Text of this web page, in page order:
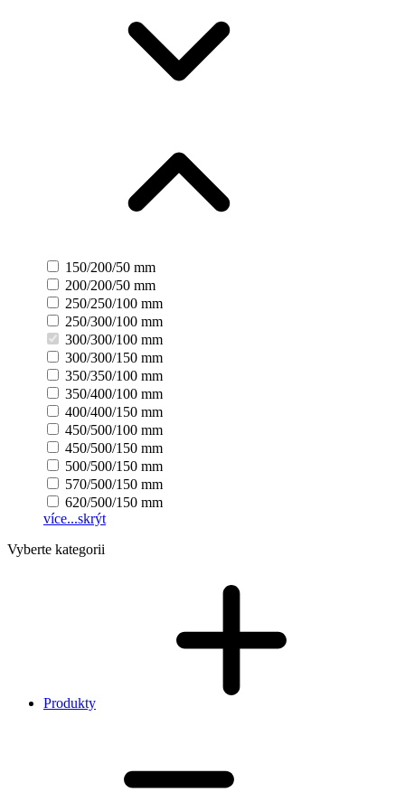
150/200/50 mm
200/200/50 mm
250/250/100 mm
250/300/100 mm
300/300/100 mm
300/300/150 mm
350/350/100 mm
350/400/100 mm
400/400/150 mm
450/500/100 mm
450/500/150 mm
500/500/150 mm
570/500/150 mm
620/500/150 mm
více...skrýt
Vyberte kategorii
Produkty